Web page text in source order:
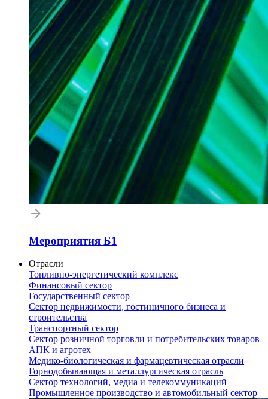
Мероприятия Б1
Отрасли
Топливно-энергетический комплекс
Финансовый сектор
Государственный сектор
Сектор недвижимости, гостиничного бизнеса и
строительства
Транспортный сектор
Сектор розничной торговли и потребительских товаров
АПК и агротех
Медико-биологическая и фармацевтическая отрасли
Горнодобывающая и металлургическая отрасль
Сектор технологий, медиа и телекоммуникаций
Промышленное производство и автомобильный сектор